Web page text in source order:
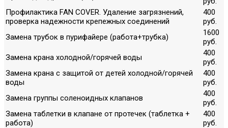
Профилактика FAN COVER. Удаление загрязнений,
проверка надежности крепежных соединений
400
руб.
Замена трубок в пурифайере (работа+трубка)
1600
руб.
Замена крана холодной/горячей воды
400
руб.
Замена крана с защитой от детей холодной/горячей
воды
400
руб.
Замена группы соленоидных клапанов
400
руб.
Замена таблетки в клапане от протечек (таблетка +
работа)
400
руб.